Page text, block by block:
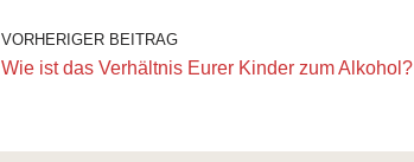
VORHERIGER BEITRAG
Wie ist das Verhältnis Eurer Kinder zum Alkohol?